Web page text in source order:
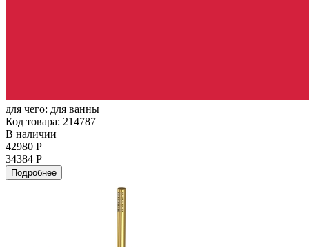
для чего: для ванны
Код товара: 214787
В наличии
42980 Р
34384 Р
Подробнее